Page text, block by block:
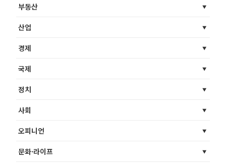
부동산
산업
경제
국제
정치
사회
오피니언
문화·라이프